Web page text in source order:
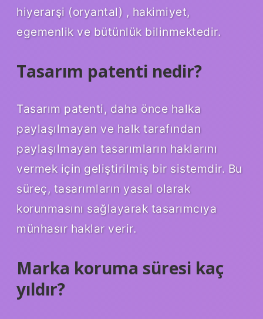
hiyerarşi (oryantal) , hakimiyet,
egemenlik ve bütünlük bilinmektedir.
Tasarım patenti nedir?
Tasarım patenti, daha önce halka
paylaşılmayan ve halk tarafından
paylaşılmayan tasarımların haklarını
vermek için geliştirilmiş bir sistemdir. Bu
süreç, tasarımların yasal olarak
korunmasını sağlayarak tasarımcıya
münhasır haklar verir.
Marka koruma süresi kaç
yıldır?